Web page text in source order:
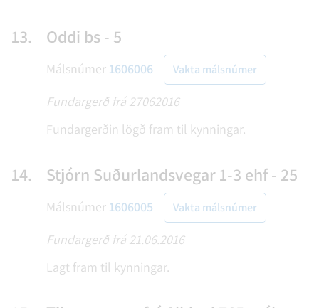
13. Oddi bs - 5
Málsnúmer 1606006 Vakta málsnúmer
Fundargerð frá 27062016
Fundargerðin lögð fram til kynningar.
14. Stjórn Suðurlandsvegar 1-3 ehf - 25
Málsnúmer 1606005 Vakta málsnúmer
Fundargerð frá 21.06.2016
Lagt fram til kynningar.